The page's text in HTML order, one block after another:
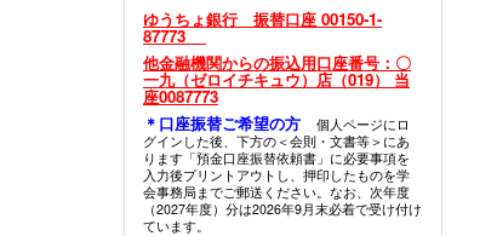
ゆうちょ銀行 振替口座 00150-1-
87773
他金融機関からの振込用口座番号：〇
一九（ゼロイチキュウ）店（019） 当
座0087773
＊口座振替ご希望の方
個人ページにロ
グインした後、下方の＜会則・文書等＞にあ
ります「預金口座振替依頼書」に必要事項を
入力後プリントアウトし、押印したものを学
会事務局までご郵送ください。なお、次年度
（2027年度）分は2026年9月末必着で受け付け
ています。